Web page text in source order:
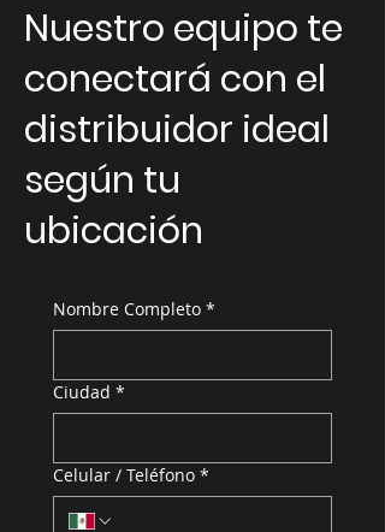
Nuestro equipo te
conectará con el
distribuidor ideal
según tu
ubicación
Nombre Completo *
Ciudad *
Celular / Teléfono *